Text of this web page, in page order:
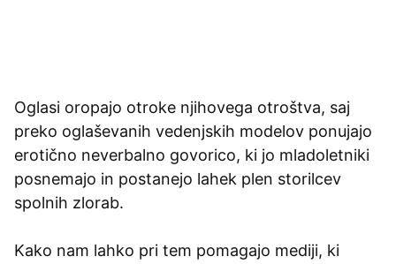
Oglasi oropajo otroke njihovega otroštva, saj
preko oglaševanih vedenjskih modelov ponujajo
erotično neverbalno govorico, ki jo mladoletniki
posnemajo in postanejo lahek plen storilcev
spolnih zlorab.
Kako nam lahko pri tem pomagajo mediji, ki